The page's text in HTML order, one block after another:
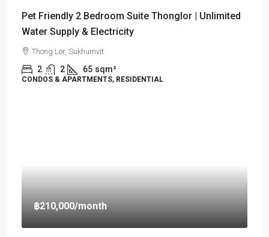
Pet Friendly 2 Bedroom Suite Thonglor | Unlimited
Water Supply & Electricity
Thong Lor, Sukhumvit
2 2 65 sqm²
CONDOS & APARTMENTS, RESIDENTIAL
฿210,000/month